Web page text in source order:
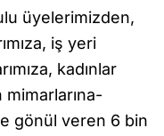
üyelerimizden,
iş yeri
kadınlar
mimarlarına-
gönül veren 6 bin